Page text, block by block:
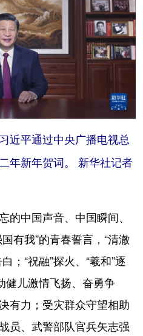
平通过中央广播电视总
年新年贺词。 新华社记者
中国声音、中国瞬间、
有我”的青春誓言，“清澈
；“祝融”探火、“羲和”逐
健儿激情飞扬、奋勇争
有力；受灾群众守望相助
员、武警部队官兵矢志强